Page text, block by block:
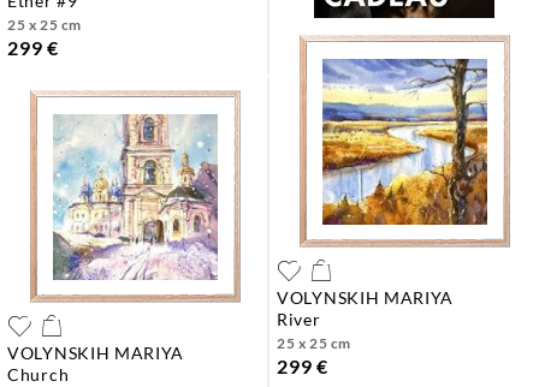
25 x 25 cm
299 €
VOLYNSKIH MARIYA
church
VOLYNSKIH MARIYA
river
25 x 25 cm
299 €